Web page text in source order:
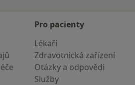
Pro pacienty
Lékaři
Zdravotnická zařízení
Otázky a odpovědi
Služby